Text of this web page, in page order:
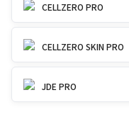
CELLZERO PRO
CELLZERO SKIN PRO
JDE PRO